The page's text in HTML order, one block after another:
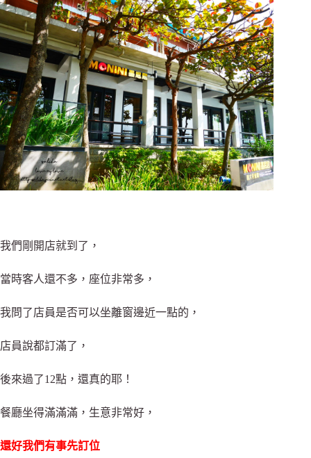
我們剛開店就到了，
當時客人還不多，座位非常多，
我問了店員是否可以坐離窗邊近一點的，
店員說都訂滿了，
後來過了12點，還真的耶！
餐廳坐得滿滿滿，生意非常好，
還好我們有事先訂位